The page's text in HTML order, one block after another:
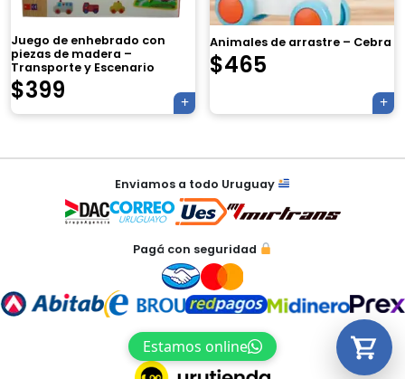
Juego de enhebrado con
piezas de madera –
Transporte y Escenario
$399
Animales de arrastre – Cebra
$465
Navegación
entradas
Enviamos a todo Uruguay
Pagá con seguridad
Estamos online
Tu carrito está vacío.
Agregá un producto y aparecerá acá
automáticamente.